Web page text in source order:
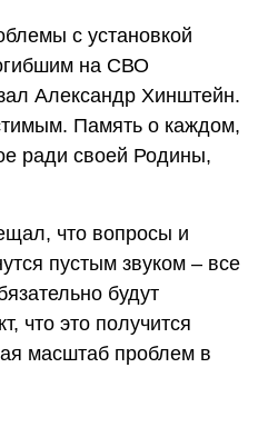
с установкой
на СВО
Александр Хинштейн.
Память о каждом,
ради своей Родины,
что вопросы и
пустым звуком – все
будут
что это получится
масштаб проблем в